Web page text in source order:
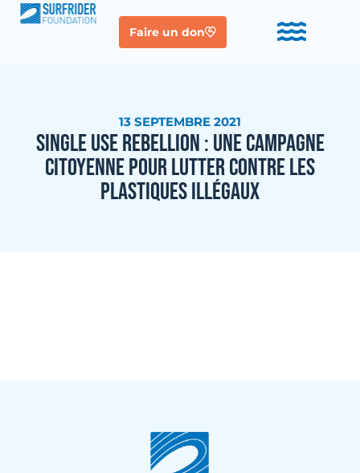
Faire un don
13 SEPTEMBRE 2021
SINGLE USE REBELLION : UNE CAMPAGNE
CITOYENNE POUR LUTTER CONTRE LES
PLASTIQUES ILLÉGAUX